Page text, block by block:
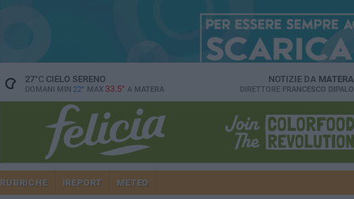
27°CCIELO SERENO
DOMANI MIN 22° MAX 33.5° A MATERA
NOTIZIE DA MATERA
DIRETTORE FRANCESCO DIPALO
RUBRICHE IREPORT METEO